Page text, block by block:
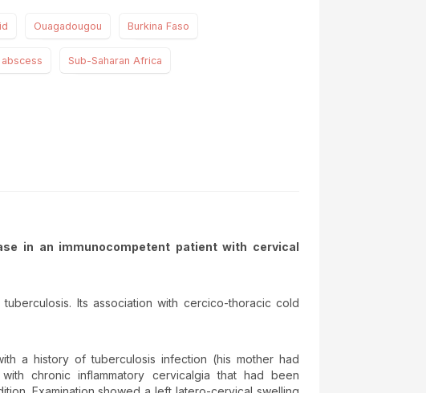
Ouagadougou Burkina Faso
Sub-Saharan Africa
in an immunocompetent patient with cervical
Its association with cercico-thoracic cold
a history of tuberculosis infection (his mother had
chronic inflammatory cervicalgia that had been